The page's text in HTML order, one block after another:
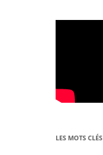
LES MOTS CLÉS